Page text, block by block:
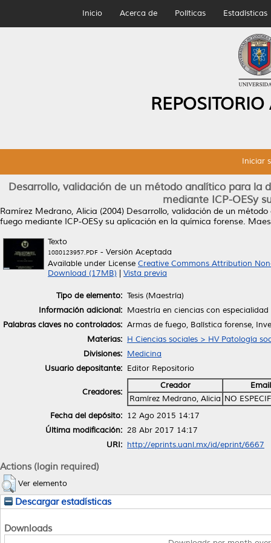
Inicio Acerca de Políticas Estadísticas
Iniciar
Desarrollo, validación de un método analítico para la
mediante ICP-OESy
Ramírez Medrano, Alicia (2004) Desarrollo, validación de un
fuego mediante ICP-OESy su aplicación en la química forense.
Texto
1080123957.PDF - Versión Aceptada
Available under License Creative Commons Attribution
Download (17MB)
Vista previa
Tipo de elemento: Tesis (Maestría)
Información adicional: Maestría en ciencias con
Palabras claves no controlados: Armas de fuego, Balística forense,
Materias: H Ciencias sociales > HV Patología
Divisiones: Medicina
Usuario depositante: Editor Repositorio
Creadores:
Creador
Email
Ramírez Medrano, Alicia NO
Fecha del depósito: 12 Ago 2015 14:17
Última modificación: 28 Abr 2017 14:17
URI: http://eprints.uanl.mx/id/eprint/6667
Actions (login required)
Ver elemento
Descargar estadísticas
Downloads